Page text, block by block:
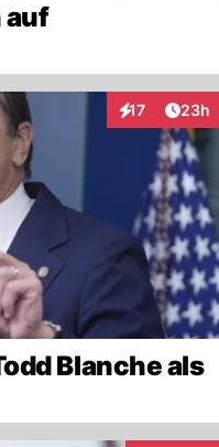
auf
17
Interaktionen
23h
Blanche als